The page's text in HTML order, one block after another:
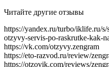
Читайте другие отзывы
https://yandex.ru/turbo/iklife.ru/
otzyvy-servis-po-raskrutke-kak-
https://vk.com/otzyvy.zengram
https://eto-razvod.ru/review/
https://otzovik.com/reviews/